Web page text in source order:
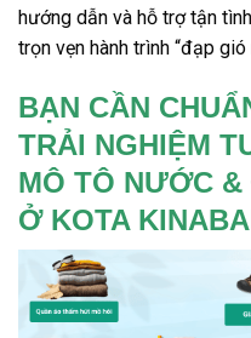
hướng dẫn và hỗ trợ tận
trọn vẹn hành trình “đạp
BẠN CẦN
TRẢI NGHIỆM
MÔ TÔ NƯỚC
Ở KOTA